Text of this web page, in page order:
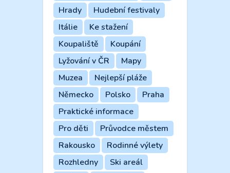
Hrady
Hudební festivaly
Itálie
Ke stažení
Koupaliště
Koupání
Lyžování v ČR
Mapy
Muzea
Nejlepší pláže
Německo
Polsko
Praha
Praktické informace
Pro děti
Průvodce městem
Rakousko
Rodinné výlety
Rozhledny
Ski areál